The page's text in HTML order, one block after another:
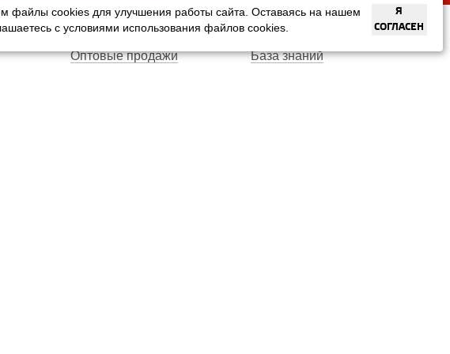
Оплата
Оптовые продажи
Услуги
База знаний
файлы cookies для улучшения работы сайта. Оставаясь на нашем
с условиями использования файлов cookies.
Я
СОГЛАСЕН